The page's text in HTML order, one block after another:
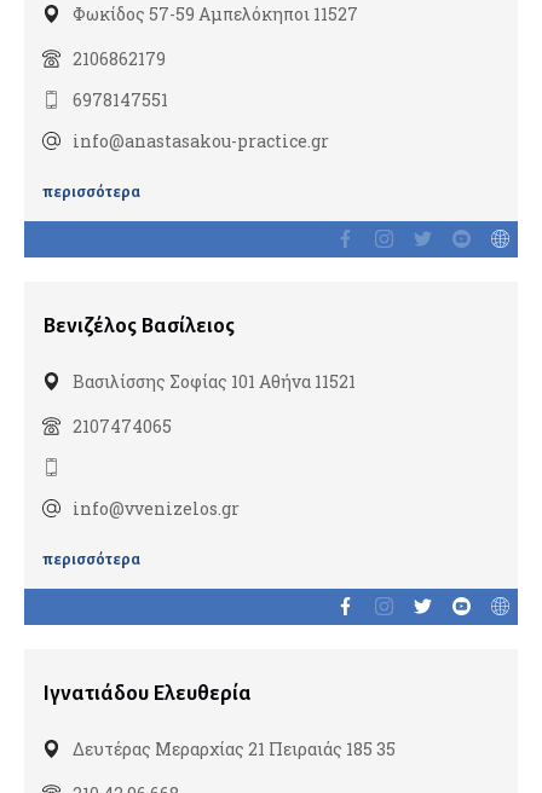
Λαπαροσκοπική Γυναικολογία
Ομοιοπαθητικοί
Ρομποτική Γυναικολογία
Σεξολόγοι
Υπογονιμότητα
Δερματολόγοι
Παιδοδερματολόγοι
Ιατροί εργασίας
Φωκίδος 57-59 Αμπελόκηποι 11527
2106862179
6978147551
info@anastasakou-practice.gr
περισσότερα
Βενιζέλος Βασίλειος
Βασιλίσσης Σοφίας 101 Αθήνα 11521
2107474065
info@vvenizelos.gr
περισσότερα
Ιγνατιάδου Ελευθερία
Δευτέρας Μεραρχίας 21 Πειραιάς 185 35